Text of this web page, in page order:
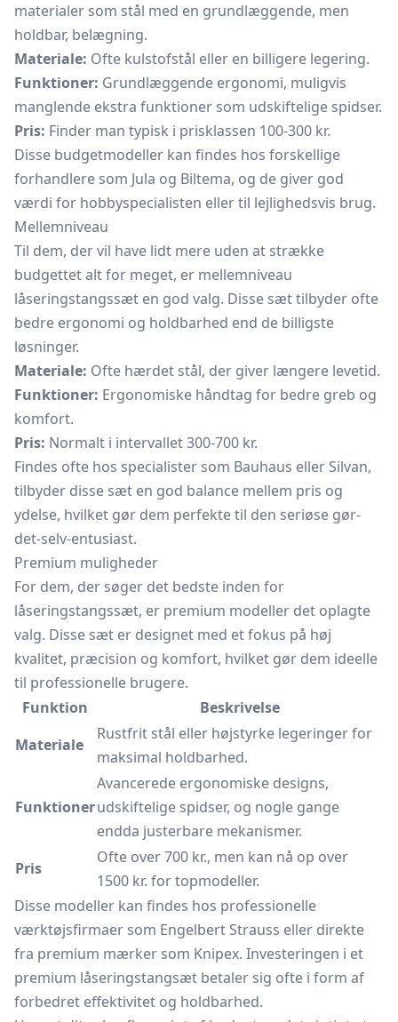
materialer som stål med en grundlæggende, men
holdbar, belægning.
Materiale: Ofte kulstofstål eller en billigere legering.
Funktioner: Grundlæggende ergonomi, muligvis
manglende ekstra funktioner som udskiftelige spidser.
Pris: Finder man typisk i prisklassen 100-300 kr.
Disse budgetmodeller kan findes hos forskellige
forhandlere som Jula og Biltema, og de giver god
værdi for hobbyspecialisten eller til lejlighedsvis brug.
Mellemniveau
Til dem, der vil have lidt mere uden at strække
budgettet alt for meget, er mellemniveau
låseringstangssæt en god valg. Disse sæt tilbyder ofte
bedre ergonomi og holdbarhed end de billigste
løsninger.
Materiale: Ofte hærdet stål, der giver længere levetid.
Funktioner: Ergonomiske håndtag for bedre greb og
komfort.
Pris: Normalt i intervallet 300-700 kr.
Findes ofte hos specialister som Bauhaus eller Silvan,
tilbyder disse sæt en god balance mellem pris og
ydelse, hvilket gør dem perfekte til den seriøse gør-
det-selv-entusiast.
Premium muligheder
For dem, der søger det bedste inden for
låseringstangssæt, er premium modeller det oplagte
valg. Disse sæt er designet med et fokus på høj
kvalitet, præcision og komfort, hvilket gør dem ideelle
til professionelle brugere.
Funktion
Beskrivelse
Materiale
Rustfrit stål eller højstyrke legeringer for
maksimal holdbarhed.
Funktioner
Avancerede ergonomiske designs,
udskiftelige spidser, og nogle gange
endda justerbare mekanismer.
Pris
Ofte over 700 kr., men kan nå op over
1500 kr. for topmodeller.
Disse modeller kan findes hos professionelle
værktøjsfirmaer som Engelbert Strauss eller direkte
fra premium mærker som Knipex. Investeringen i et
premium låseringstangsæt betaler sig ofte i form af
forbedret effektivitet og holdbarhed.